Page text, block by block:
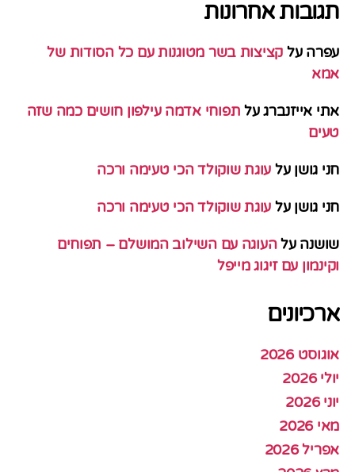
תגובות אחרונות
עפרה על קציצות בשר מטוגנות עם כל הסודות של
אמא
אתי אייזנברגעל תפוחי אדמה עילפון חושים כמה שזה
טעים
חני גושן על עוגת שוקולד הכי טעימה ורכה
חני גושן על עוגת שוקולד הכי טעימה ורכה
שושנה עלהעוגה עם השילוב המושלם – תפוחים
וקינמון עם זיגוג מייפל
ארכיונים
אוגוסט 2026
יולי 2026
יוני 2026
מאי 2026
אפריל 2026